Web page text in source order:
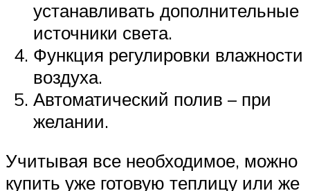
устанавливать дополнительные
источники света.
Функция регулировки влажности
воздуха.
Автоматический полив – при
желании.
Учитывая все необходимое, можно
купить уже готовую теплицу или же